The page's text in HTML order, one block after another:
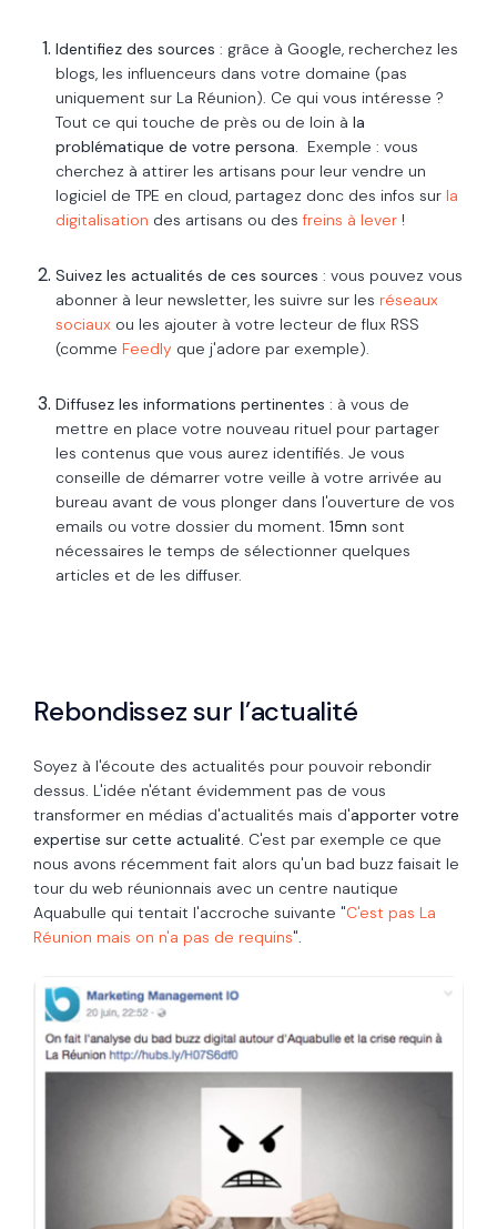
Identifiez des sources : grâce à Google, recherchez les
blogs, les influenceurs dans votre domaine (pas
uniquement sur La Réunion) . Ce qui vous intéresse ?
Tout ce qui touche de près ou de loin à la
problématique de votre persona . Exemple : vous
cherchez à attirer les artisans pour leur vendre un
logiciel de TPE en cloud, partagez donc des infos sur la
digitalisation des artisans ou desfreins à lever!
Suivez les actualités de ces sources : vous pouvez vous
abonner à leur newsletter, les suivre sur les réseaux
sociaux ou les ajouter à votre lecteur de flux RSS
(comme Feedlyque j'adore par exemple).
Diffusez les informations pertinentes : à vous de
mettre en place votre nouveau rituel pour partager
les contenus que vous aurez identifiés. Je vous
conseille de démarrer votre veille à votre arrivée au
bureau avant de vous plonger dans l'ouverture de vos
emails ou votre dossier du moment. 15mn sont
nécessaires le temps de sélectionner quelques
articles et de les diffuser.
Rebondissez sur l’actualité
Soyez à l'écoute des actualités pour pouvoir rebondir
dessus. L'idée n'étant évidemment pas de vous
transformer en médias d'actualités mais d'apporter votre
expertise sur cette actualité. C'est par exemple ce que
nous avons récemment fait alors qu'un bad buzz faisait le
tour du web réunionnais avec un centre nautique
Aquabulle qui tentait l'accroche suivante "C'est pas La
Réunion mais on n'a pas de requins".